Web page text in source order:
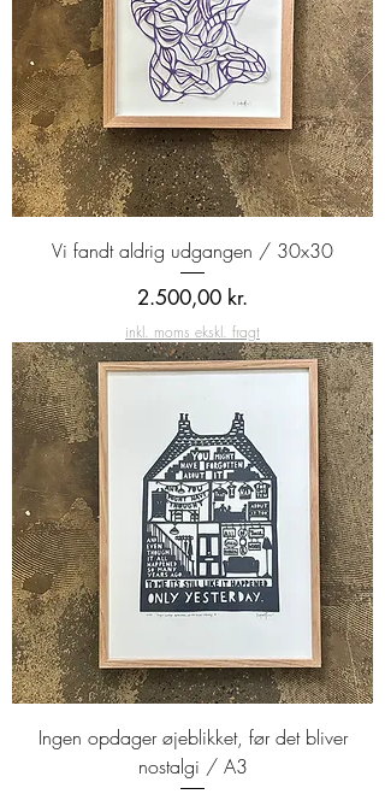
Vi fandt aldrig udgangen / 30x30
Pris
2.500,00 kr.
inkl. moms ekskl. fragt
Ingen opdager øjeblikket, før det bliver
nostalgi / A3